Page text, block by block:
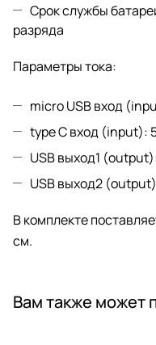
Срок службы
разряда
Параметры тока:
micro USB вход
type C вход (input):
USB выход1
USB выход2
В комплекте
см.
Вам также может